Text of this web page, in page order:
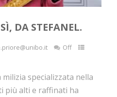
DA STEFANEL.
Off
specializzata nella
più alti e raffinati ha